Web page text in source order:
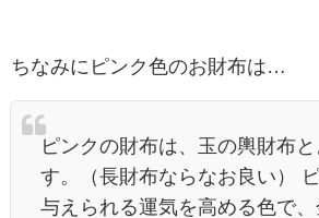
ちなみにピンク色のお財布は…
ピンクの財布は、玉の輿財布
す。（長財布ならなお良い）
与えられる運気を高める色で、